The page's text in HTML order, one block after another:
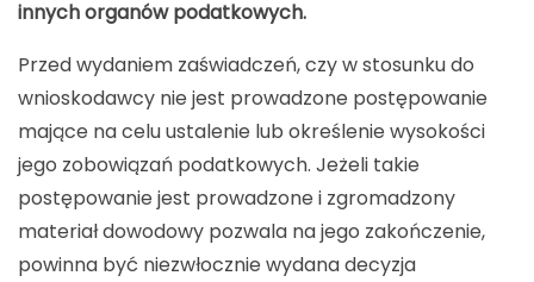
innych organów podatkowych.
Przed wydaniem zaświadczeń, czy w stosunku do
wnioskodawcy nie jest prowadzone postępowanie
mające na celu ustalenie lub określenie wysokości
jego zobowiązań podatkowych. Jeżeli takie
postępowanie jest prowadzone i zgromadzony
materiał dowodowy pozwala na jego zakończenie,
powinna być niezwłocznie wydana decyzja